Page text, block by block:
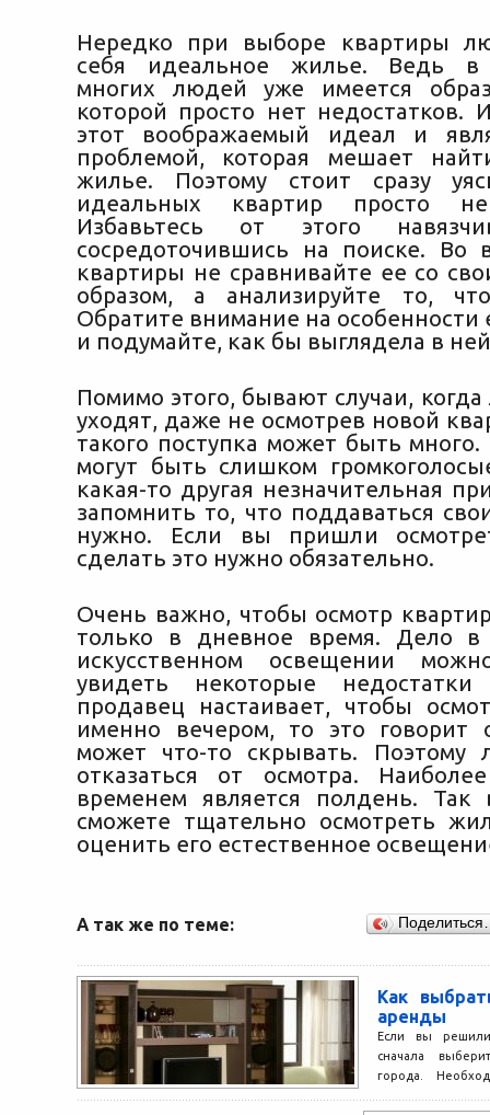
Нередко при выборе квартиры
себя идеальное жилье. Ведь в
многих людей уже имеется
которой просто нет недостатков.
этот воображаемый идеал и
проблемой, которая мешает
жилье. Поэтому стоит сразу
идеальных квартир просто не
Избавьтесь от этого
сосредоточившись на поиске. Во
квартиры не сравнивайте ее со
образом, а анализируйте то,
Обратите внимание на особенности
и подумайте, как бы выглядела в
Помимо этого, бывают случаи,
уходят, даже не осмотрев новой
такого поступка может быть
могут быть слишком
какая-то другая незначительная
запомнить то, что поддаваться
нужно. Если вы пришли
сделать это нужно обязательно.
Очень важно, чтобы осмотр
только в дневное время. Дело
искусственном освещении
увидеть некоторые
продавец настаивает, чтобы
именно вечером, то это
может что-то скрывать. Поэтому
отказаться от осмотра.
временем является полдень.
сможете тщательно осмотреть
оценить его естественное
А так же по теме:
Как
аренды
Если вы решили
сначала
города.